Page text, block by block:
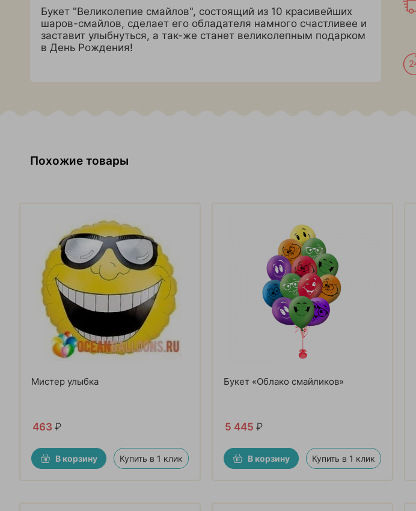
Букет "Великолепие смайлов", состоящий из 10 красивейших
шаров-смайлов, сделает его обладателя намного счастливее и
заставит улыбнуться, а так-же станет великолепным подарком
в День Рождения!
Похожие товары
Мистер улыбка
463 ₽
В корзину Купить в 1 клик
Букет «Облако смайликов»
5 445 ₽
В корзину Купить в 1 клик